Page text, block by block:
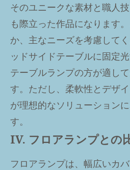
そのユニークな素材と職人
も際立った作品になります
か、主なニーズを考慮して
ッドサイドテーブルに固定
テーブルランプの方が適し
す。ただし、柔軟性とデザ
が理想的なソリューション
す。
IV. フロアランプとの
フロアランプは、幅広いカ